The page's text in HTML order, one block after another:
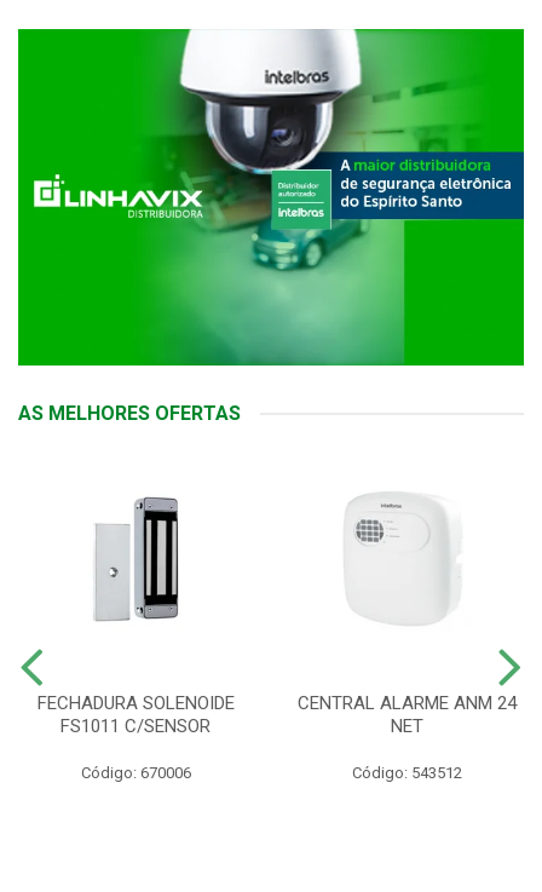
AS MELHORES OFERTAS
FECHADURA SOLENOIDE
FS1011 C/SENSOR
Código: 670006
CENTRAL ALARME ANM 24
NET
Código: 543512